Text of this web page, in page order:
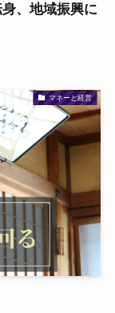
、地域振興に
マネーと経営